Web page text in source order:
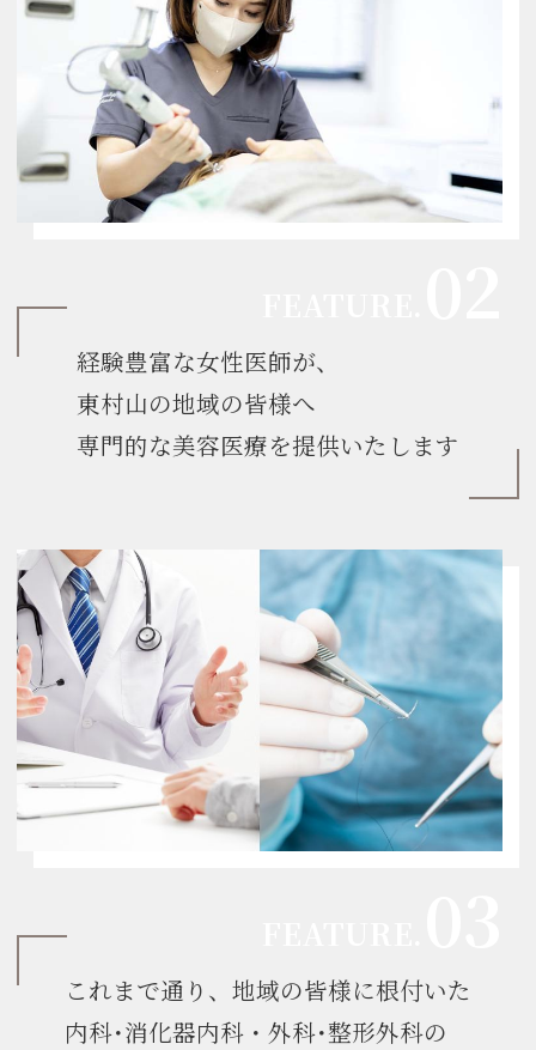
経験豊富な女性医師が、
東村山の地域の皆様へ
専門的な美容医療を提供いたします
これまで通り、地域の皆様に根付いた
内科･消化器内科・外科･整形外科の